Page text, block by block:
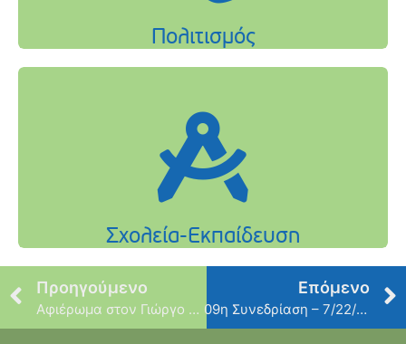
Προηγούμενο
Αφιέρωμα στον Γιώργο Ζαμπέτα
Επόμενο
09η Συνεδρίαση – 7/22/2016